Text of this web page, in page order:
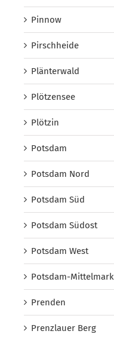
Pinnow
Pirschheide
Plänterwald
Plötzensee
Plötzin
Potsdam
Potsdam Nord
Potsdam Süd
Potsdam Südost
Potsdam West
Potsdam-Mittelmark
Prenden
Prenzlauer Berg